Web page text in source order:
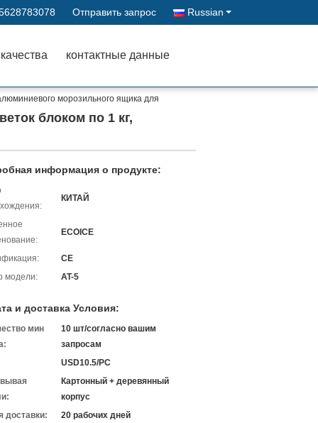
Отправить запрос Russian
контактные данные
морозильного ящика для
блоком по 1 кг,
информация о продукте:
КИТАЙ
ECOICE
CE
модели:
AT-5
и доставка Условия:
мин
10 шт/согласно вашим
запросам
USD10.5/PC
Картонный + деревянный
корпус
доставки:
20 рабочих дней